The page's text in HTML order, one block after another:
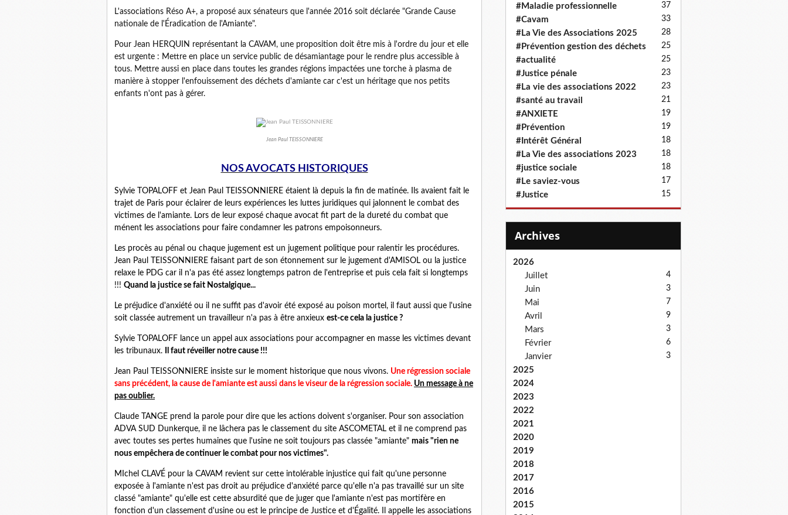
L'associations Réso A+, a proposé aux sénateurs que l'année 2016 soit déclarée "Grande Cause
nationale de l'Éradication de l'Amiante".
Pour Jean HERQUIN représentant la CAVAM, une proposition doit être mis à l'ordre du jour et elle
est urgente : Mettre en place un service public de désamiantage pour le rendre plus accessible à
tous. Mettre aussi en place dans toutes les grandes régions impactées une torche à plasma de
manière à stopper l'enfouissement des déchets d'amiante car c'est un héritage que nos petits
enfants n'ont pas à gérer.
Jean Paul TEISSONNIERE
NOS AVOCATS HISTORIQUES
Sylvie TOPALOFF et Jean Paul TEISSONNIERE étaient là depuis la fin de matinée. Ils avaient fait le
trajet de Paris pour éclairer de leurs expériences les luttes juridiques qui jalonnent le combat des
victimes de l'amiante. Lors de leur exposé chaque avocat fit part de la dureté du combat que
ménent les associations pour faire condamner les patrons empoisonneurs.
Les procès au pénal ou chaque jugement est un jugement politique pour ralentir les procédures.
Jean Paul TEISSONNIERE faisant part de son étonnement sur le jugement d'AMISOL ou la justice
relaxe le PDG car il n'a pas été assez longtemps patron de l'entreprise et puis cela fait si longtemps
!!! Quand la justice se fait Nostalgique...
Le préjudice d'anxiété ou il ne suffit pas d'avoir été exposé au poison mortel, il faut aussi que l'usine
soit classée autrement un travailleur n'a pas à être anxieux est-ce cela la justice ?
Sylvie TOPALOFF lance un appel aux associations pour accompagner en masse les victimes devant
les tribunaux.
Il faut réveiller notre cause !!!
Jean Paul TEISSONNIERE insiste sur le moment historique que nous vivons. Une régression sociale
sans précédent, la cause de l'amiante est aussi dans le viseur de la régression sociale. Un message à ne
pas oublier.
Claude TANGE prend la parole pour dire que les actions doivent s'organiser. Pour son association
ADVA SUD Dunkerque, il ne lâchera pas le classement du site ASCOMETAL et il ne comprend pas
avec toutes ses pertes humaines que l'usine ne soit toujours pas classée "amiante" mais "rien ne
nous empêchera de continuer le combat pour nos victimes".
MIchel CLAVÉ pour la CAVAM revient sur cette intolérable injustice qui fait qu'une personne
exposée à l'amiante n'est pas droit au préjudice d'anxiété parce qu'elle n'a pas travaillé sur un site
classé "amiante" qu'elle est cette absurdité que de juger que l'amiante n'est pas mortifère en
fonction d'un classement d'usine ou est le principe de Justice et d'Égalité. Il appelle les associations
#Maladie professionnelle 37
#Cavam 33
#La Vie des Associations 2025 28
#Prévention gestion des déchets 25
#actualité 25
#Justice pénale 23
#La vie des associations 2022 23
#santé au travail 21
#ANXIETE 19
#Prévention 19
#Intérêt Général 18
#La Vie des associations 2023 18
#justice sociale 18
#Le saviez-vous 17
#Justice 15
Archives
2026
Juillet
4
Juin 3
Mai 7
Avril 9
Mars 3
Février 6
Janvier 3
2025
2024
2023
2022
2021
2020
2019
2018
2017
2016
2015